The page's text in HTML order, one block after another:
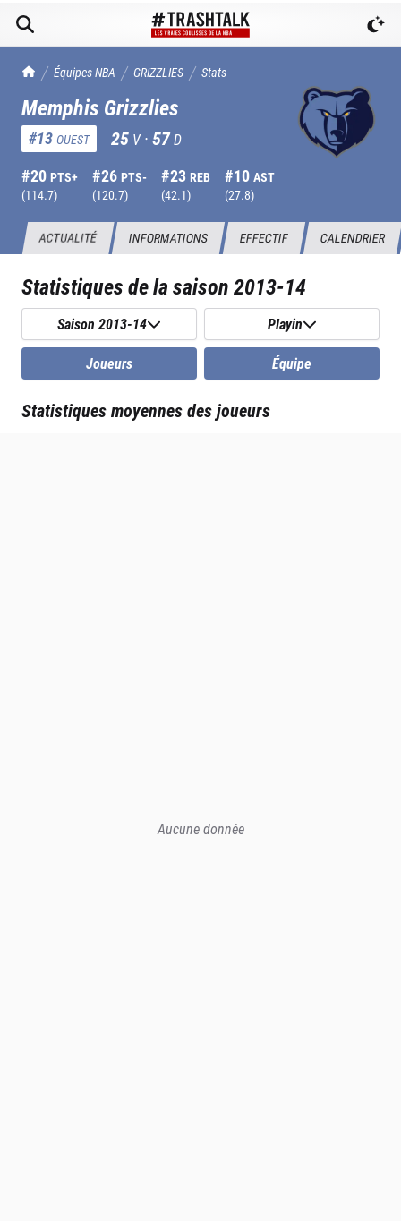
TrashTalk Actu NBA
Équipes NBA GRIZZLIES Stats
Memphis Grizzlies
#13 OUEST 25 V ·57D
#20 PTS+
(114.7)
#26 PTS-
(120.7)
#23 REB
(42.1)
#10 AST
(27.8)
ACTUALITÉ INFORMATIONS EFFECTIF CALENDRIER
Statistiques de la saison2013-14
Saison 2013-14 Playin
Joueurs Équipe
Statistiques moyennes des joueurs
Aucune donnée